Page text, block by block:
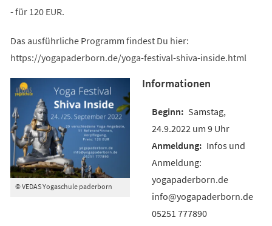
- für 120 EUR.
Das ausführliche Programm findest Du hier:
https://yogapaderborn.de/yoga-festival-shiva-inside.html
© VEDAS Yogaschule paderborn
Informationen
Samstag,
24.9.2022 um 9 Uhr
Infos und
Anmeldung:
yogapaderborn.de
info@yogapaderborn.de
05251 777890